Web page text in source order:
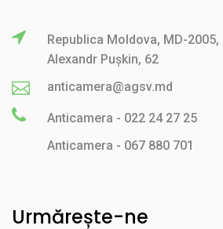
Republica Moldova, MD-2005,
Alexandr Pușkin, 62
anticamera@agsv.md
Anticamera - 022 24 27 25
Anticamera - 067 880 701
Urmărește-ne